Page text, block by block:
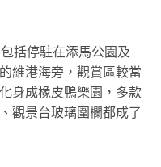
括停駐在添馬公園及
維港海旁，觀賞區較當
身成橡皮鴨樂園，多款
觀景台玻璃圍欄都成了